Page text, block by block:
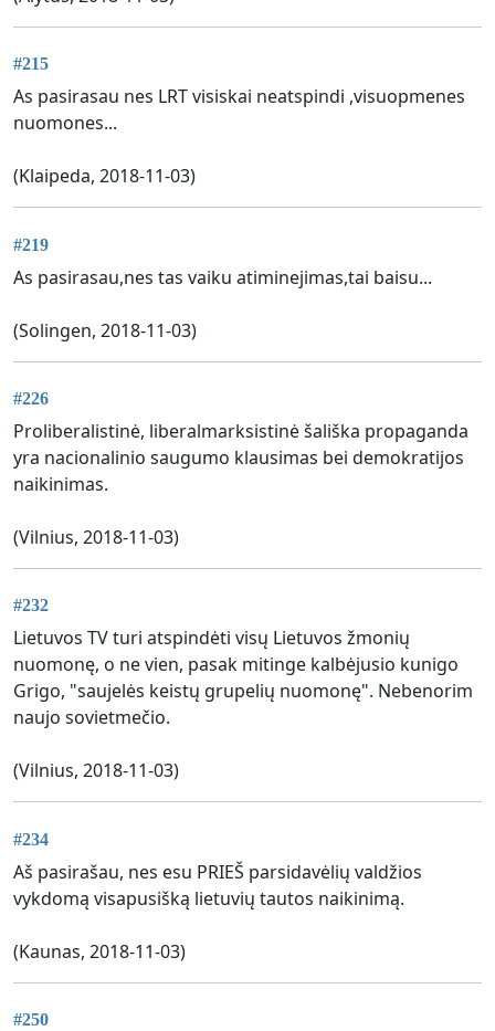
#215
As pasirasau nes LRT visiskai neatspindi ,visuopmenes
nuomones...
(Klaipeda, 2018-11-03)
#219
As pasirasau,nes tas vaiku atiminejimas,tai baisu...
(Solingen, 2018-11-03)
#226
Proliberalistinė, liberalmarksistinė šališka propaganda
yra nacionalinio saugumo klausimas bei demokratijos
naikinimas.
(Vilnius, 2018-11-03)
#232
Lietuvos TV turi atspindėti visų Lietuvos žmonių
nuomonę, o ne vien, pasak mitinge kalbėjusio kunigo
Grigo, "saujelės keistų grupelių nuomonę". Nebenorim
naujo sovietmečio.
(Vilnius, 2018-11-03)
#234
Aš pasirašau, nes esu PRIEŠ parsidavėlių valdžios
vykdomą visapusišką lietuvių tautos naikinimą.
(Kaunas, 2018-11-03)
#250